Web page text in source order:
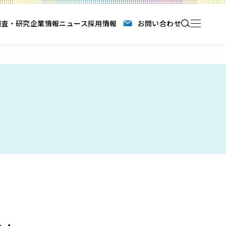
・研究企業情報ニュース採用情報 お問い合わせ